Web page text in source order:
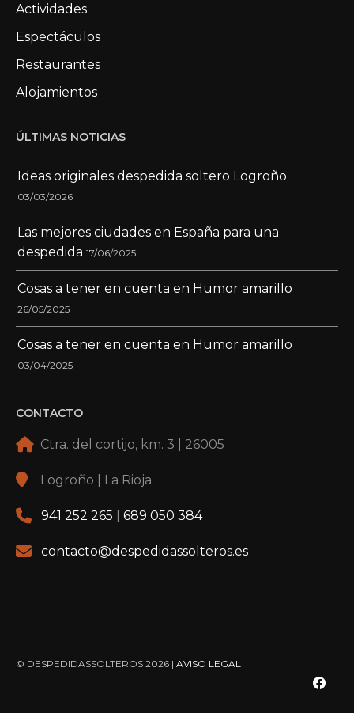
Actividades
Espectáculos
Restaurantes
Alojamientos
ÚLTIMAS NOTICIAS
Ideas originales despedida soltero Logroño
03/03/2026
Las mejores ciudades en España para una
despedida 17/06/2025
Cosas a tener en cuenta en Humor amarillo
26/05/2025
Cosas a tener en cuenta en Humor amarillo
03/04/2025
CONTACTO
Ctra. del cortijo, km. 3 | 26005
Logroño | La Rioja
941 252 265 689 050 384
contacto@despedidassolteros.es
© DESPEDIDASSOLTEROS 2026 | AVISO LEGAL